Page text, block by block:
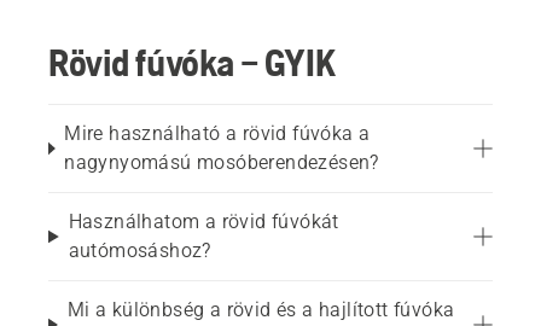
Rövid fúvóka – GYIK
Mire használható a rövid fúvóka a
nagynyomású mosóberendezésen?
Használhatom a rövid fúvókát
autómosáshoz?
Mi a különbség a rövid és a hajlított fúvóka